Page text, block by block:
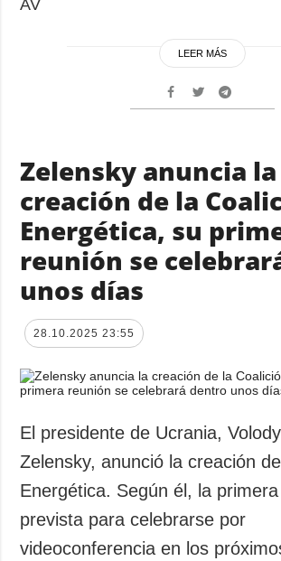
AV
LEER MÁS
Zelensky anuncia la
creación de la
Energética, su
reunión se
unos días
28.10.2025 23:55
El presidente de Ucrania,
Zelensky, anunció la creación
Energética. Según él, la
prevista para celebrarse por
videoconferencia en los